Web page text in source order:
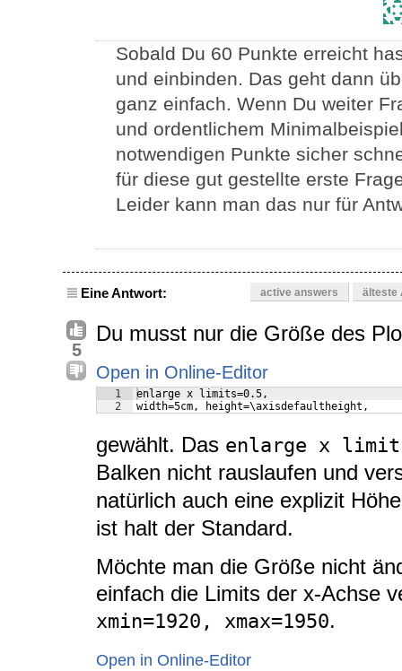
Sobald Du 60 Punkte erreicht
und einbinden. Das geht dann
ganz einfach. Wenn Du weiter
und ordentlichem
notwendigen Punkte sicher
für diese gut gestellte erste
Leider kann man das nur für
Eine Antwort: active answers älteste
5
Du musst nur die Größe des
Open in Online-Editor
1
2
enlarge x limits=0.5,
width=5cm, height=\axisdefaultheight,
gewählt. Das enlarge x
Balken nicht rauslaufen und
natürlich auch eine explizit
ist halt der Standard.
Möchte man die Größe nicht
einfach die Limits der x-Achse
xmin=1920, xmax=1950.
Open in Online-Editor